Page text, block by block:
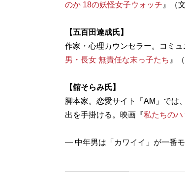
のか 18の妖怪女子ウォッチ 』（
【五百田達成氏】
作家・心理カウンセラー。コミ
男・長女 無責任な末っ子たち 』
【舘そらみ氏】
脚本家。恋愛サイト「AM」では
出を手掛ける。映画『私たちのハ